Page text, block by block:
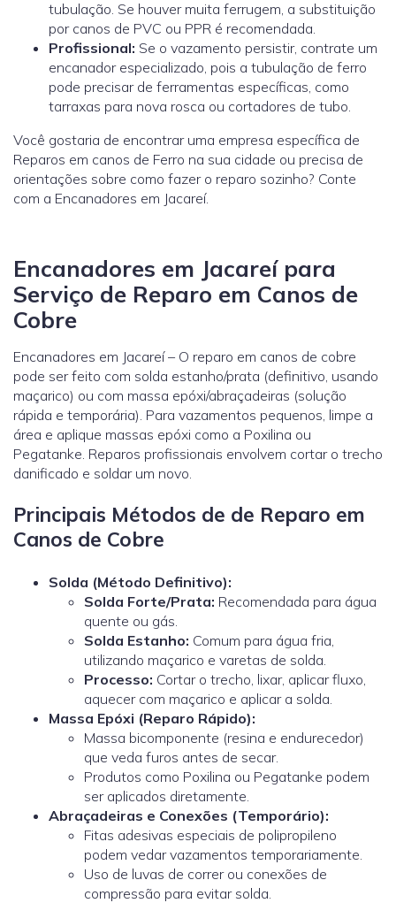
tubulação. Se houver muita ferrugem, a substituição
por canos de PVC ou PPR é recomendada.
Profissional: Se o vazamento persistir, contrate um
encanador especializado, pois a tubulação de ferro
pode precisar de ferramentas específicas, como
tarraxas para nova rosca ou cortadores de tubo.
Você gostaria de encontrar uma empresa específica de
Reparos em canos de Ferro na sua cidade ou precisa de
orientações sobre como fazer o reparo sozinho? Conte
com a Encanadores em Jacareí.
Encanadores em Jacareí para
Serviço de Reparo em Canos de
Cobre
Encanadores em Jacareí – O reparo em canos de cobre
pode ser feito com solda estanho/prata (definitivo, usando
maçarico) ou com massa epóxi/abraçadeiras (solução
rápida e temporária). Para vazamentos pequenos, limpe a
área e aplique massas epóxi como a Poxilina ou
Pegatanke. Reparos profissionais envolvem cortar o trecho
danificado e soldar um novo.
Principais Métodos de de Reparo em
Canos de Cobre
Solda (Método Definitivo):
Solda Forte/Prata: Recomendada para água
quente ou gás.
Solda Estanho: Comum para água fria,
utilizando maçarico e varetas de solda.
Processo: Cortar o trecho, lixar, aplicar fluxo,
aquecer com maçarico e aplicar a solda.
Massa Epóxi (Reparo Rápido):
Massa bicomponente (resina e endurecedor)
que veda furos antes de secar.
Produtos como Poxilina ou Pegatanke podem
ser aplicados diretamente.
Abraçadeiras e Conexões (Temporário):
Fitas adesivas especiais de polipropileno
podem vedar vazamentos temporariamente.
Uso de luvas de correr ou conexões de
compressão para evitar solda.